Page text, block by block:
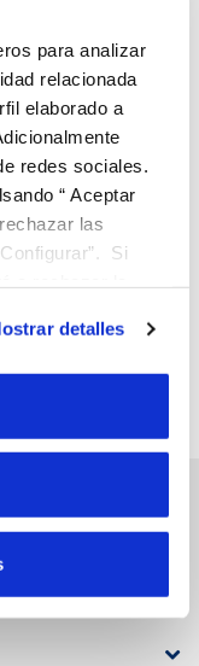
para analizar
relacionada
elaborado a
redes sociales.
“ Aceptar
las
Si
funcione y que
consultar
Cookies
detalles
aquesta la
els serveis
pot anar a
del seu